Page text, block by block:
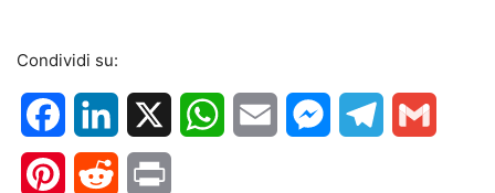
Condividi su:
FacebookLinkedIn WhatsApp
Email MessengerTelegram
PinterestReddit